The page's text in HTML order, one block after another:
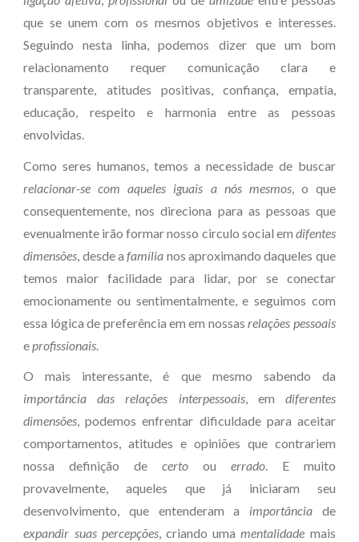
que se unem com os mesmos objetivos e interesses.
Seguindo nesta linha, podemos dizer que um bom
relacionamento requer comunicação clara e
transparente, atitudes positivas, confiança, empatia,
educação, respeito e harmonia entre as pessoas
envolvidas.
Como seres humanos, temos a necessidade de buscar
relacionar-se com aqueles iguais a nós mesmos, o que
consequentemente, nos direciona para as pessoas que
evenualmente irão formar nosso circulo social em difentes
dimensões , desde afamília nos aproximando daqueles que
temos maior facilidade para lidar, por se conectar
emocionamente ou sentimentalmente, e seguimos com
essa lógica de preferência em em nossas relações pessoais
e profissionais
O mais interessante, é que mesmo sabendo da
importância das relações interpessoais, em diferentes
dimensões, podemos enfrentar dificuldade para aceitar
comportamentos, atitudes e opiniões que contrariem
nossadefinição decerto ou errado. E muito
provavelmente, aqueles que já iniciaram seu
desenvolvimento, que entenderam a importância de
expandir suas percepções, criando umamentalidade mais